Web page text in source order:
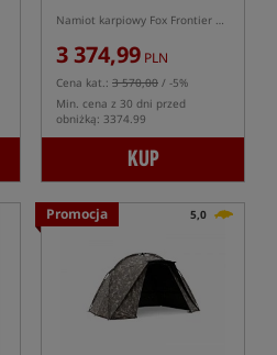
Namiot karpiowy Fox Frontier X w zestawie z kapsułą
3 374,99 PLN
Cena kat.: 3 570,00 / -5%
Min. cena z 30 dni przed
obniżką: 3374.99
KUP
Promocja 5,0